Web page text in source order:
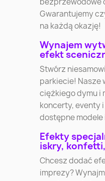
Gwarantujemy
na każdą okazję!
Wynajem
efekt
Stwórz
parkiecie! Nasze
ciężkiego dymu i
koncerty, eventy
dostępne
Efekty
iskry,
Chcesz dodać
imprezy?